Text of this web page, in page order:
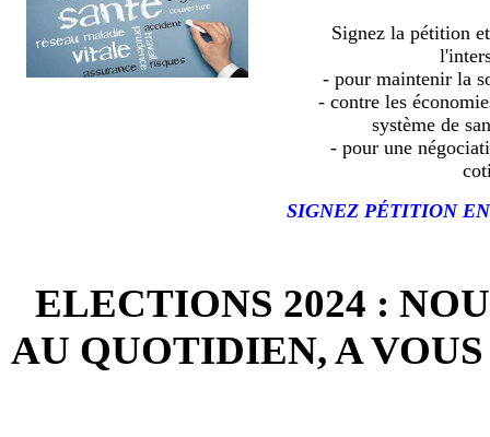
Signez la pétition
- pour maintenir la
- contre les
système de
- pour une
SIGNEZ PÉTITION
ELECTIONS 2024 :
AU QUOTIDIEN, A